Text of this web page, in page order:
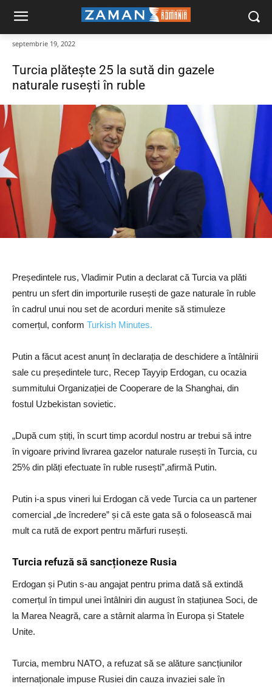
septembrie 19, 2022
Turcia plătește 25 la sută din gazele
naturale rusești în ruble
Președintele rus, Vladimir Putin a declarat că Turcia va plăti
pentru un sfert din importurile rusești de gaze naturale în ruble
în cadrul unui nou set de acorduri menite să stimuleze
comerțul, conform Turkish Minutes.
Putin a făcut acest anunț în declarația de deschidere a întâlnirii
sale cu președintele turc, Recep Tayyip Erdogan, cu ocazia
summitului Organizației de Cooperare de la Shanghai, din
fostul Uzbekistan sovietic.
„După cum știți, în scurt timp acordul nostru ar trebui să intre
în vigoare privind livrarea gazelor naturale rusești în Turcia, cu
25% din plăți efectuate în ruble rusești”,afirmă Putin.
Putin i-a spus vineri lui Erdogan că vede Turcia ca un partener
comercial „de încredere” și că este gata să o folosească mai
mult ca rută de export pentru mărfuri rusești.
Turcia refuză să sancționeze Rusia
Erdogan și Putin s-au angajat pentru prima dată să extindă
comerțul în timpul unei întâlniri din august în stațiunea Soci, de
la Marea Neagră, care a stârnit alarma în Europa și Statele
Unite.
Turcia, membru NATO, a refuzat să se alăture sancțiunilor
internaționale impuse Rusiei din cauza invaziei sale în